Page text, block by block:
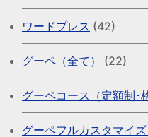
ワードプレス (42)
グーペ（全て） (22)
グーペコース（定額制･
グーペフルカスタマイズ